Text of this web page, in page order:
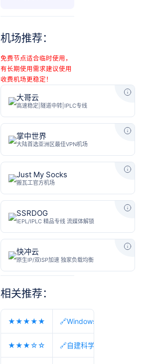
机场推荐：
免费节点适合临时使用，
有长期使用需求建议使用
收费机场更稳定！
大哥云
掌中世界
Just My Socks
SSRDOG
快冲云
相关推荐：
★★★★★ 🔗Windows、Android、
★★★☆☆ 🔗自建科学上网机场节点教